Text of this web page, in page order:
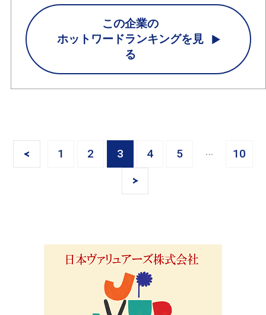
この企業の
ホットワードランキングを見
る
< 1 2 3 4 5
10
>